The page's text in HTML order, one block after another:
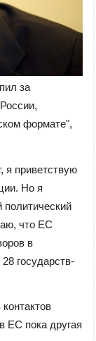
за
формате",
я приветствую
Но я
что ЕС
в
государств-
ЕС пока другая